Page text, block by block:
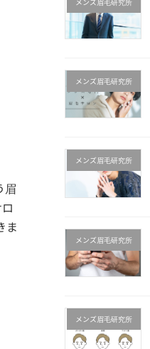
眉
ま
メンズ眉毛研究所
メンズ眉毛研究所
メンズ眉毛研究所
メンズ眉毛研究所
メンズ眉毛研究所